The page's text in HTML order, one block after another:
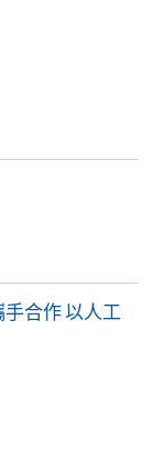
合作 以人工